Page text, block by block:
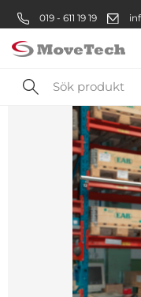
019 - 611 19 19
Sök
produkt